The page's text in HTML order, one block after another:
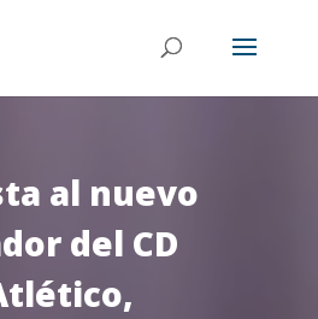
al nuevo
del CD